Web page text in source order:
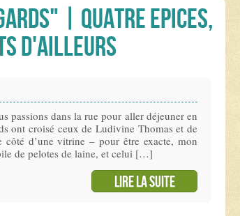
| Quatre Epices,
d'ailleurs
passions dans la rue pour aller déjeuner en
ont croisé ceux de Ludivine Thomas et de
côté d’une vitrine – pour être exacte, mon
de pelotes de laine, et celui […]
Lire la suite